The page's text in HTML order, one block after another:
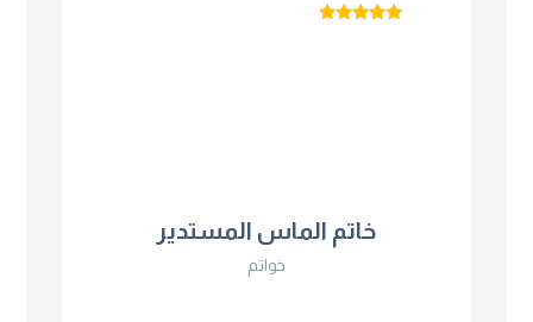
خاتم الماس المستدير
خواتم